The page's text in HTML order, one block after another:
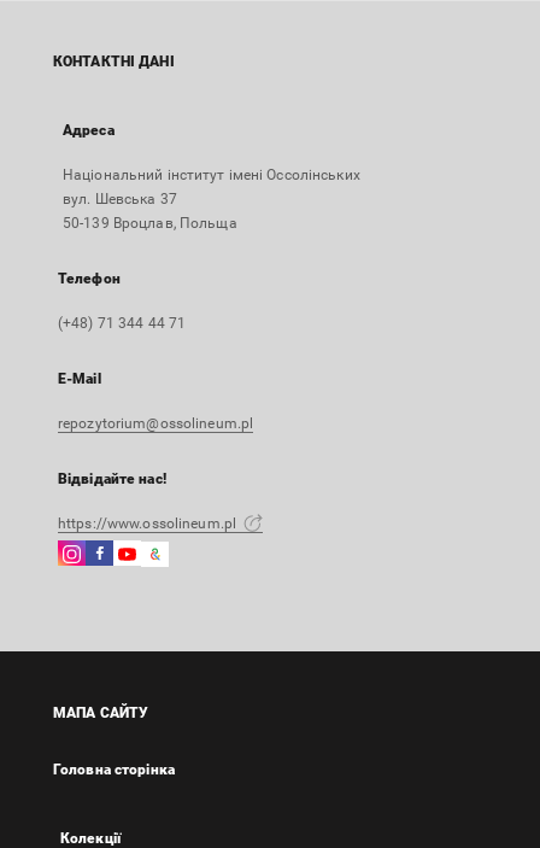
КОНТАКТНІ ДАНІ
Адреса
Національний інститут імені Оссолінських
вул. Шевська 37
50-139 Вроцлав, Польща
Телефон
(+48) 71 344 44 71
E-Mail
repozytorium@ossolineum.pl
Відвідайте нас!
https://www.ossolineum.pl
Instagram
в
Facebook
в
Instagram
в
Google
Зовнішнє
в
вкладці
МАПА САЙТУ
Головна сторінка
Колекції